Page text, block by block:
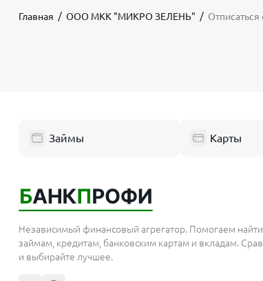
Главная ООО МКК "МИКРО ЗЕЛЕНЬ"
Займы Карты
Независимый финансовый агрегатор. Помогаем
займам, кредитам, банковским картам и вкладам.
и выбирайте лучшее.